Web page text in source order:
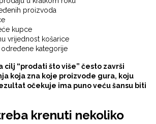
proizvoda
kupce
vrijednost košarice
kategorije
cilj “prodati što više” često završi
koja zna koje proizvode gura, koju
očekuje ima puno veću šansu biti
krenuti nekoliko